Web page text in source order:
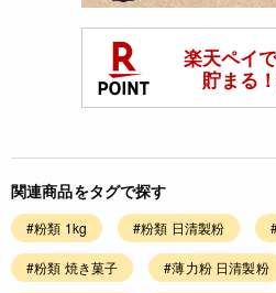
関連商品をタグで探す
#粉類 1kg #粉類 日清製粉
#粉類 焼き菓子 #薄力粉 日清製粉